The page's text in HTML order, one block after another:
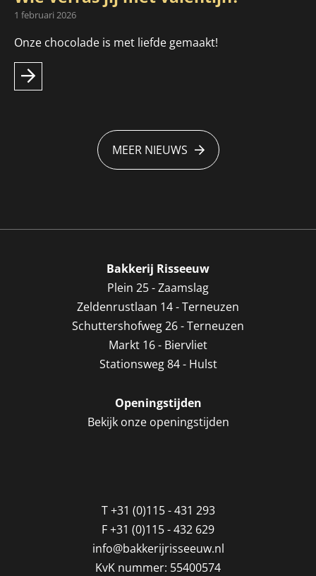
1 februari 2026
Onze chocolade is met liefde gemaakt!
MEER NIEUWS
Bakkerij Risseeuw
Plein 25 - Zaamslag
Zeldenrustlaan 14 - Terneuzen
Schuttershofweg 26 - Terneuzen
Markt 16 - Biervliet
Stationsweg 84 - Hulst
Openingstijden
Bekijk onze openingstijden
T+31 (0)115 - 431 293
F+31 (0)115 - 432 629
info@bakkerijrisseeuw.nl
KvK nummer: 55400574